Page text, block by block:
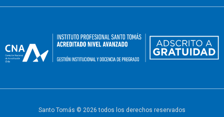
Santo Tomás © 2026 todos los derechos reservados